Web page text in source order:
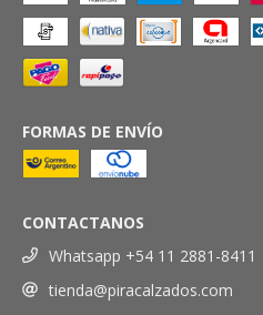
FORMAS DE ENVÍO
CONTACTANOS
Whatsapp +54 11 2881-8411
tienda@piracalzados.com